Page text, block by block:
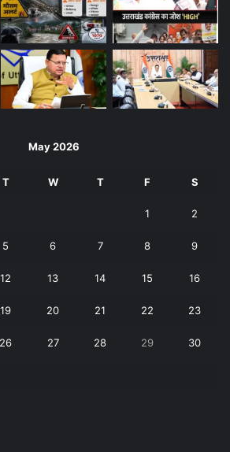
May 2026
T W T F S
1 2
5 6 7 8 9
12 13 14 15 16
19 20 21 22 23
26 27 28 29 30